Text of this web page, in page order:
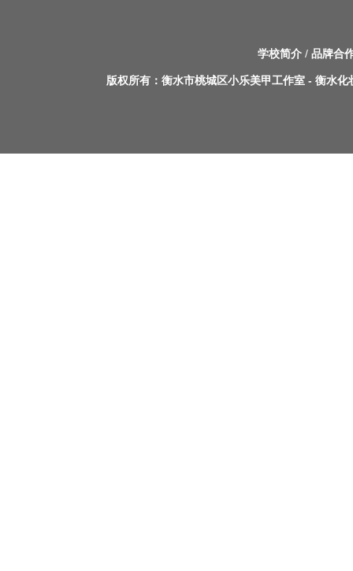
学校简介 / 品牌合
版权所有： 衡水市桃城区小乐美甲工作室- 衡水化